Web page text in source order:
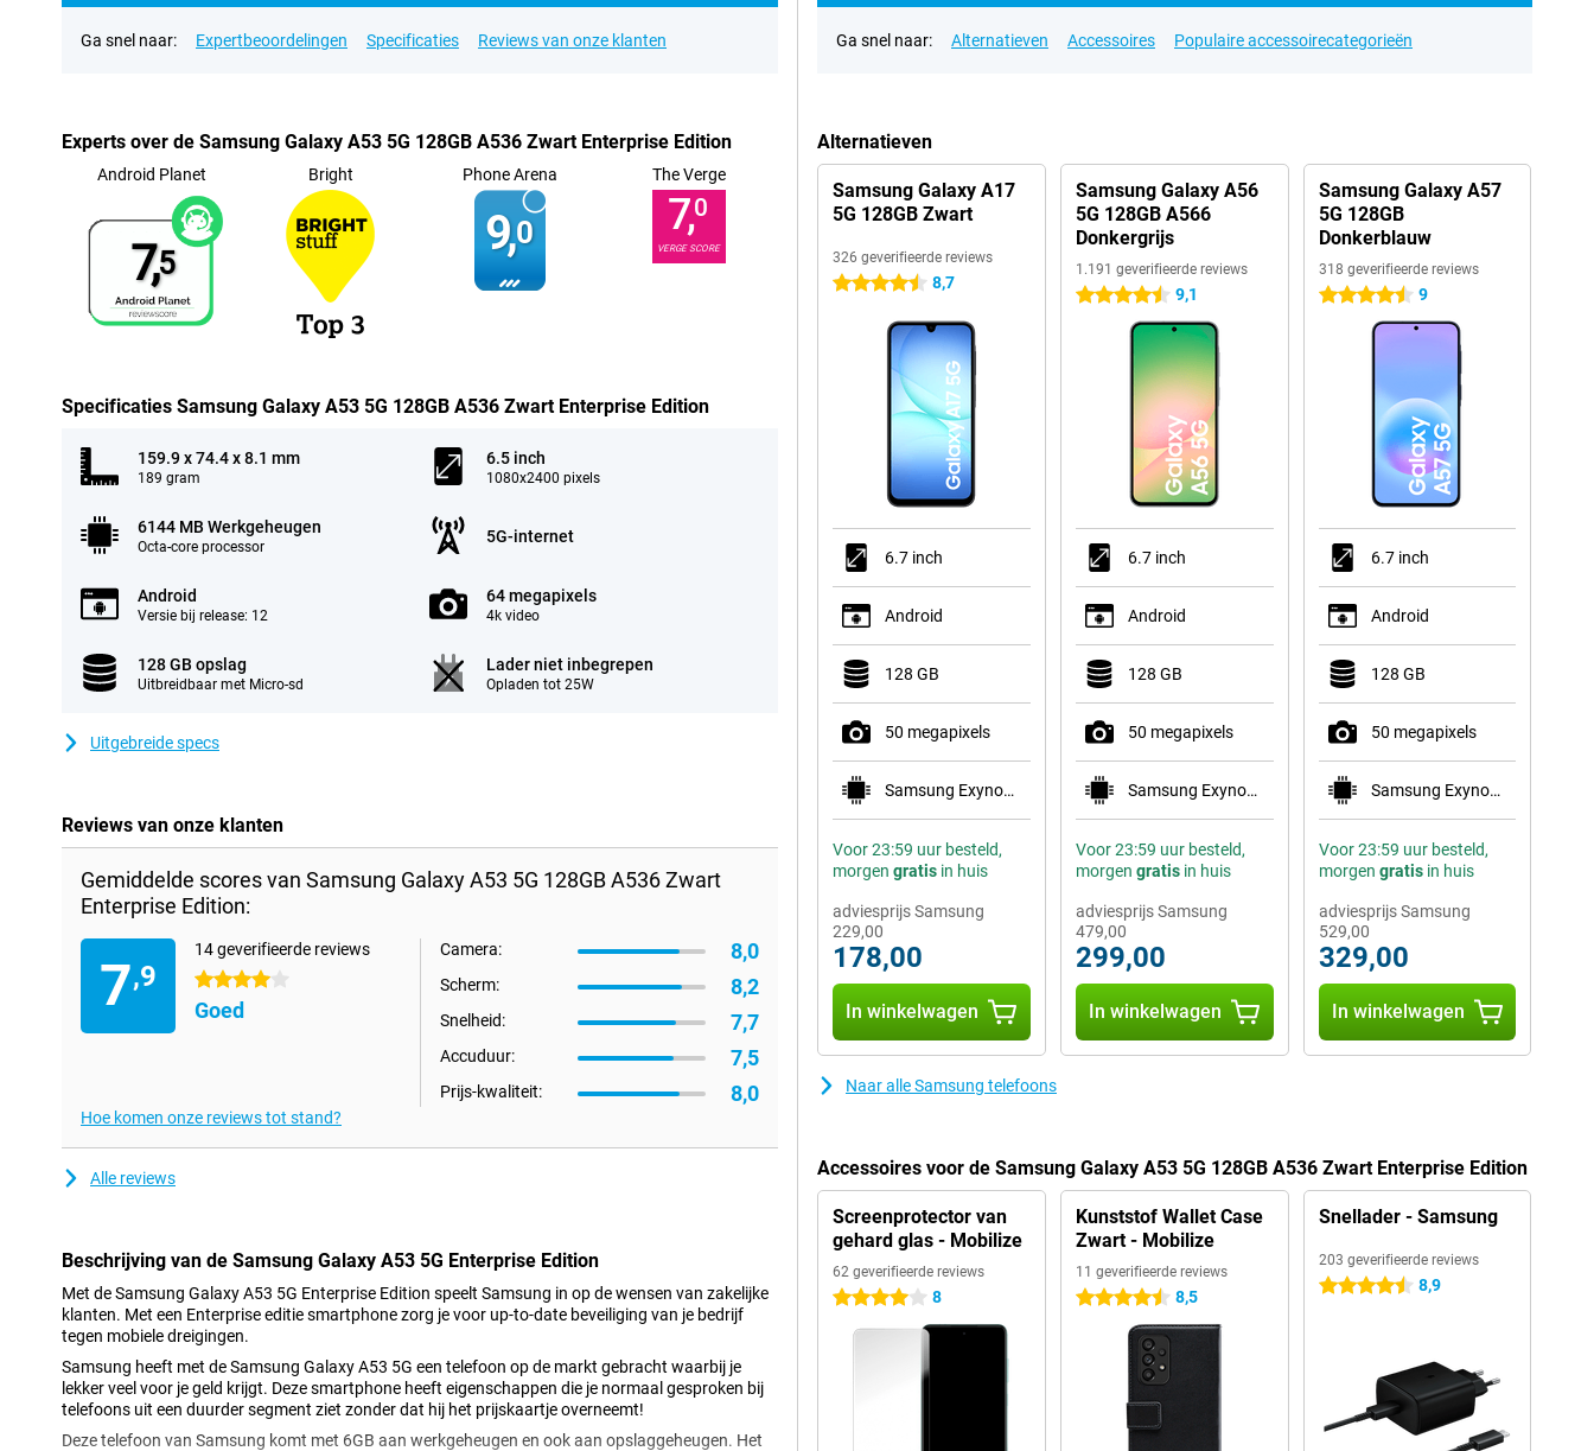
Ga snel naar: Expertbeoordelingen Specificaties Reviews van onze klanten
Experts over de Samsung Galaxy A53 5G 128GB A536 Zwart Enterprise Edition
Android Planet
7,5
Bright Phone Arena
9,0
The Verge
7,0
VERGE SCORE
Specificaties Samsung Galaxy A53 5G 128GB A536 Zwart Enterprise Edition
159.9 x 74.4 x 8.1 mm
189 gram
6.5 inch
1080x2400 pixels
6144 MB Werkgeheugen
Octa-core processor
5G-internet
Android
Versie bij release: 12
64 megapixels
4k video
128 GB opslag
Uitbreidbaar met Micro-sd
Lader niet inbegrepen
Opladen tot 25W
Uitgebreide specs
Reviews van onze klanten
Gemiddelde scores van Samsung Galaxy A53 5G 128GB A536 Zwart
Enterprise Edition:
7,9
14 geverifieerde reviews
4 sterren
Goed
Camera: 8,0
Scherm: 8,2
Snelheid: 7,7
Accuduur: 7,5
Prijs-kwaliteit: 8,0
Hoe komen onze reviews tot stand?
Alle reviews
Beschrijving van de Samsung Galaxy A53 5G Enterprise Edition
Met de Samsung Galaxy A53 5G Enterprise Edition speelt Samsung in op de wensen van zakelijke
klanten. Met een Enterprise editie smartphone zorg je voor up-to-date beveiliging van je bedrijf
tegen mobiele dreigingen.
Samsung heeft met de Samsung Galaxy A53 5G een telefoon op de markt gebracht waarbij je
lekker veel voor je geld krijgt. Deze smartphone heeft eigenschappen die je normaal gesproken bij
telefoons uit een duurder segment ziet zonder dat hij het prijskaartje overneemt!
Deze telefoon van Samsung komt met 6GB aan werkgeheugen en ook aan opslaggeheugen. Het
Ga snel naar: Alternatieven Accessoires Populaire accessoirecategorieën
Alternatieven
Samsung Galaxy A17
5G 128GB Zwart
326 geverifieerde reviews
4.5 sterren 8,7
6.7 inch
Android
128 GB
50 megapixels
Samsung Exynos 1330
Voor 23:59 uur besteld,
morgen gratis in huis
229,00
adviesprijs Samsung
178,00
In winkelwagen
Samsung Galaxy A56
5G 128GB A566
Donkergrijs
1.191 geverifieerde reviews
4.5 sterren 9,1
6.7 inch
Android
128 GB
50 megapixels
Samsung Exynos 1580
Voor 23:59 uur besteld,
morgen gratisin huis
479,00
adviesprijs Samsung
299,00
In winkelwagen
Samsung Galaxy A57
5G 128GB
Donkerblauw
318 geverifieerde reviews
4.5 sterren 9
6.7 inch
Android
128 GB
50 megapixels
Samsung Exynos 1680
Voor 23:59 uur besteld,
morgen gratisin huis
529,00
adviesprijs Samsung
329,00
In winkelwagen
Naar alle Samsung telefoons
Accessoires voor de Samsung Galaxy A53 5G 128GB A536 Zwart Enterprise Edition
Screenprotector van
gehard glas - Mobilize
62 geverifieerde reviews
4 sterren 8
Kunststof Wallet Case
Zwart - Mobilize
11 geverifieerde reviews
4.5 sterren 8,5
Snellader - Samsung
203 geverifieerde reviews
4.5 sterren 8,9